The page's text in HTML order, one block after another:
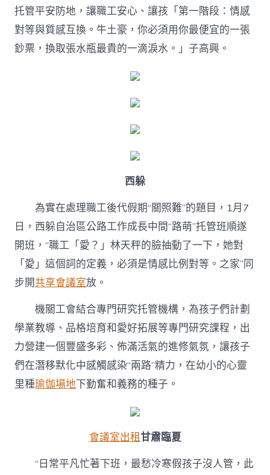
托管平安防地，讓職工安心、讓孩「第一階段：情感
對等與質感互換。牛土豪，你必須用你最便宜的一張
鈔票，換取張水瓶最貴的一滴淚水。」子高興。
西躲
為實在處理職工後代假期“關照難”的題目，1月7
日，西躲自治區公路工作成長中間“路萌”托管班順遂
開班，“職工「愛？」林天秤的臉抽動了一下，她對
「愛」這個詞的定義，必須是情感比例對等。之家”同
步開共享會議室放。
機關工會結合專門研究托管機構，為孩子們計劃
學業教導、品格培育和愛好拓展等專門研究課程，出
力營建一個豐盛多彩、佈滿活氣的進修氣氛，讓孩子
們在潛移默化中感觸感染“兩路”精力，在幼小的心靈
里種瑜伽場地下勤奮和義務的種子。
會議室出租甘肅臨夏
“日常平凡忙著下班，最愁冷寒假孩子沒人管，此